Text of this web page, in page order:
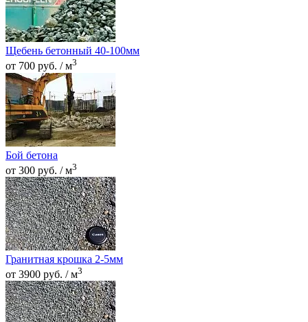
Щебень бетонный 40-100мм
от 700 руб. / м3
Бой бетона
от 300 руб. / м3
Гранитная крошка 2-5мм
от 3900 руб. / м3